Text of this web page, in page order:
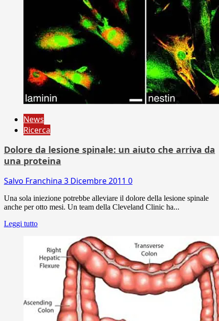
News
Ricerca
Dolore da lesione spinale: un aiuto che arriva da
una proteina
Salvo Franchina 3 Dicembre 2011 0
Una sola iniezione potrebbe alleviare il dolore della lesione spinale
anche per otto mesi. Un team della Cleveland Clinic ha...
Leggi tutto